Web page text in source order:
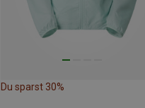
Du sparst 30%